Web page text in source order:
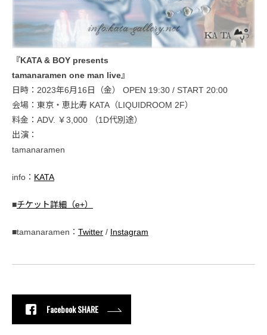
『KATA & BOY presents
tamanaramen one man live』
日時：2023年6月16日（金） OPEN 19:30 / START 20:00
会場：東京・恵比寿 KATA（LIQUIDROOM 2F）
料金：ADV. ￥3,000 （1D代別途）
出演：
tamanaramen
info： KATA
■チケット詳細（e+）
■tamanaramen： Twitter / Instagram
Facebook SHARE